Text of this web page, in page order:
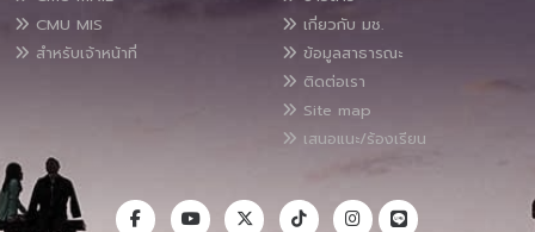
CMU MIS
สำหรับเจ้าหน้าที่
เกี่ยวกับ มช.
ข้อมูลสาธารณะ
ติดต่อเรา
Site map
เสนอแนะ/ร้องเรียน